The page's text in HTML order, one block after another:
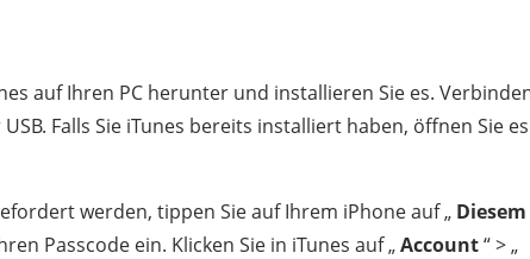
auf Ihren PC herunter und installieren Sie es.
Falls Sie iTunes bereits installiert haben, öffnen Sie
werden, tippen Sie auf Ihrem iPhone auf „
Passcode ein. Klicken Sie in iTunes auf „Account“ > „